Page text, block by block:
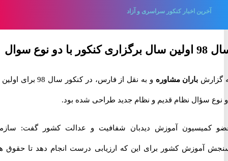
آخرین اخبار کنکور سراسری و آزاد
نوع سوال
باران مشاوره و به نقل از فارس، در کنکور سال 98 برای اولین بار
سؤال نظام قدیم و نظام جدید طراحی شده بود.
آموزش دیدبان شفافیت و عدالت کشور گفت: سازمان
آموزش کشور برای این که ارزیابی درست انجام دهد تا حقوق هیچ